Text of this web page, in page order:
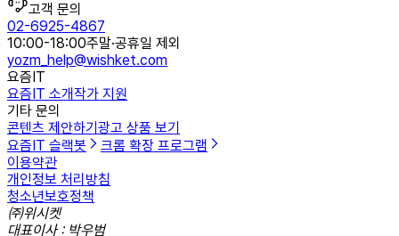
고객 문의
02-6925-4867
10:00-18:00주말·공휴일 제외
yozm_help@wishket.com
요즘IT
요즘IT 소개작가 지원
기타 문의
콘텐츠 제안하기 광고 상품 보기
요즘IT 슬랙봇
크롬 확장 프로그램
이용약관
개인정보 처리방침
청소년보호정책
㈜위시켓
대표이사 : 박우범